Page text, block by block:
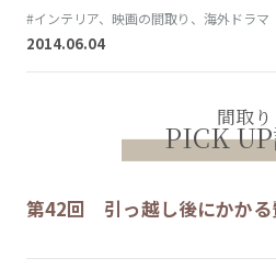
#インテリア、映画の間取り、海外ドラマ
2014.06.04
間取り
PICK
第42回 引っ越し後にかか